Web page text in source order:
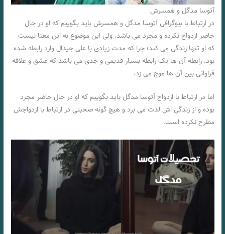
آتوسا مدگل و همسرش
در ارتباط با بیوگرافی آتوسا مدگل و همسرش باید بگوییم که او در حال
حاضر ازدواج نکرده و مجرد می باشد. ولی این موضوع به این معنا نیست
که او تنها زندگی می کند؛ چرا که مدت زیادی با علی جیدال وارد رابطه شده
بود. رابطه آن ها یک رابطه بسیار قدیمی و جدی می باشد که عشق و علاقه
فراوانی بین آن ها موج می زد.
اما در ارتباط با ازدواج آتوسا مدگل باید بگوییم که او در حال حاضر مجرد
بوده و از زندگی اش لذت می برد و هیچ گونه صحبتی در ارتباط با ازدواجش
مطرح نکرده است.